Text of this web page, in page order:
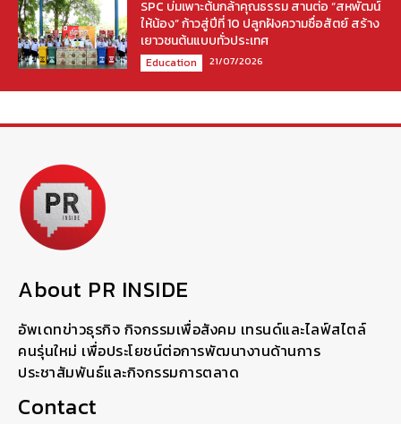
SPC บ่มเพาะต้นกล้าคุณธรรม สานต่อ “สหพัฒน์
ให้น้อง” ก้าวสู่ปีที่ 10 ปลูกฝังความซื่อสัตย์ สร้าง
เยาวชนต้นแบบทั่วประเทศ
Education 21/07/2026
About PR INSIDE
อัพเดทข่าวธุรกิจ กิจกรรมเพื่อสังคม เทรนด์และไลฟ์สไตล์
คนรุ่นใหม่ เพื่อประโยชน์ต่อการพัฒนางานด้านการ
ประชาสัมพันธ์และกิจกรรมการตลาด
Contact